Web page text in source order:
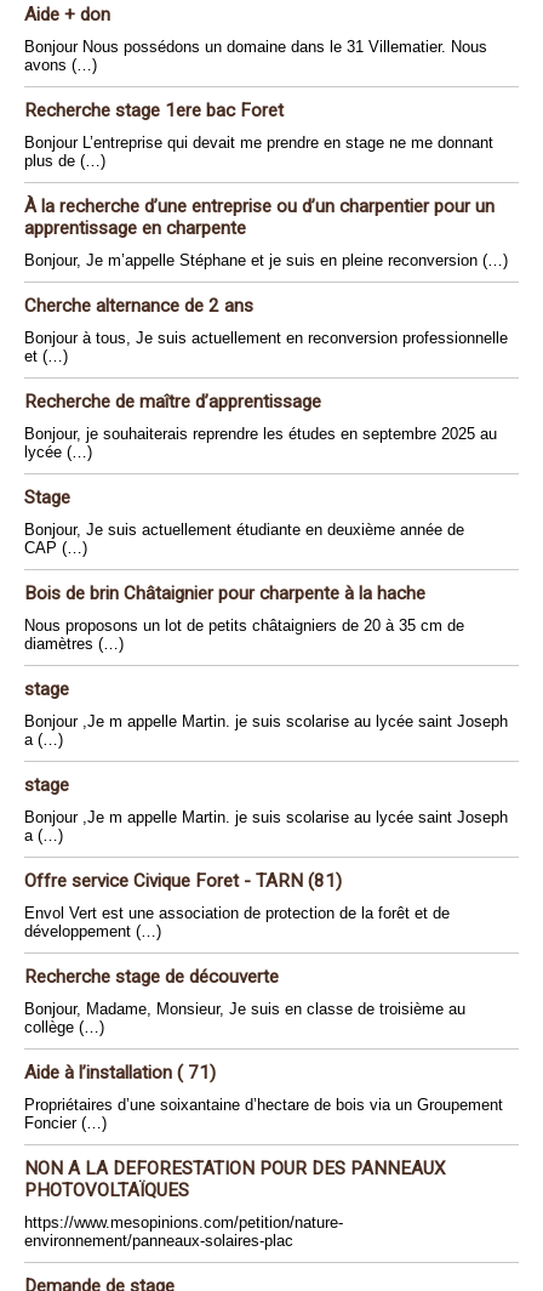
Aide + don
Bonjour Nous possédons un domaine dans le 31 Villematier. Nous
avons (…)
Recherche stage 1ere bac Foret
Bonjour L’entreprise qui devait me prendre en stage ne me donnant
plus de (…)
À la recherche d’une entreprise ou d’un charpentier pour un
apprentissage en charpente
Bonjour, Je m’appelle Stéphane et je suis en pleine reconversion (…)
Cherche alternance de 2 ans
Bonjour à tous, Je suis actuellement en reconversion professionnelle
et (…)
Recherche de maître d’apprentissage
Bonjour, je souhaiterais reprendre les études en septembre 2025 au
lycée (…)
Stage
Bonjour, Je suis actuellement étudiante en deuxième année de
CAP (…)
Bois de brin Châtaignier pour charpente à la hache
Nous proposons un lot de petits châtaigniers de 20 à 35 cm de
diamètres (…)
stage
Bonjour ,Je m appelle Martin. je suis scolarise au lycée saint Joseph
a (…)
stage
Bonjour ,Je m appelle Martin. je suis scolarise au lycée saint Joseph
a (…)
Offre service Civique Foret - TARN (81)
Envol Vert est une association de protection de la forêt et de
développement (…)
Recherche stage de découverte
Bonjour, Madame, Monsieur, Je suis en classe de troisième au
collège (…)
Aide à l’installation ( 71)
Propriétaires d’une soixantaine d’hectare de bois via un Groupement
Foncier (…)
NON A LA DEFORESTATION POUR DES PANNEAUX
PHOTOVOLTAÏQUES
https://www.mesopinions.com/petition/nature-
environnement/panneaux-solaires-plac
Demande de stage